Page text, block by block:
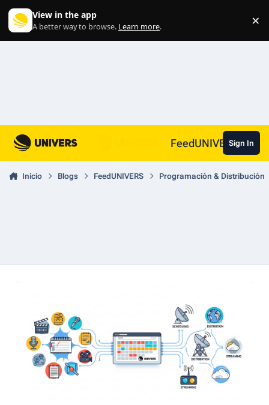
View in the app
A better way to browse. Learn more. ×
FeedUNIVERSSign In
Inicio Blogs FeedUNIVERS Programación & Distribución